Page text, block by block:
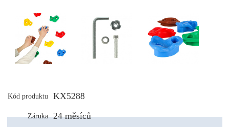
Kód produktu KX5288
Záruka 24 měsíců